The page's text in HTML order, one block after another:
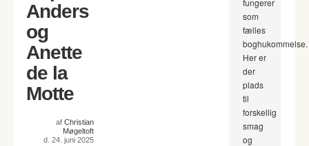
Anders
og
Anette
de la
Motte
af Christian
Møgeltoft
d. 24. juni 2025
fungerer
som
fælles
boghukommelse.
Her er
der
plads
til
forskellig
smag
og